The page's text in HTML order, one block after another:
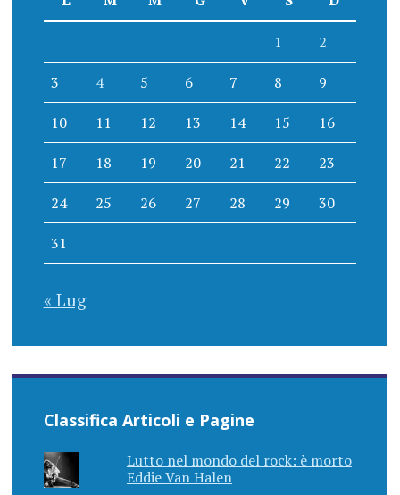
1 2
3 4 5 6 7 8 9
10 11 12 13 14 15 16
17 18 19 20 21 22 23
24 25 26 27 28 29 30
31
« Lug
Classifica Articoli e Pagine
Lutto nel mondo del rock: è morto
Eddie Van Halen